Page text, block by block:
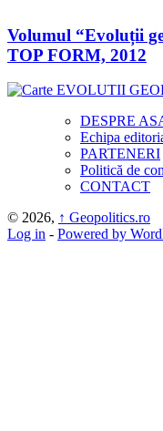
Volumul “Evoluții
TOP FORM, 2012
DESPRE
Echipa
PARTENERI
Politică de
CONTACT
© 2026, ↑ Geopolitics.ro
Log in - Powered by